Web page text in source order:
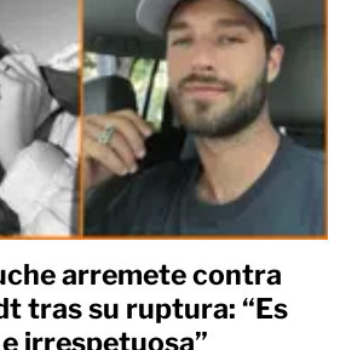
arremete contra
tras su ruptura: “Es
irrespetuosa”